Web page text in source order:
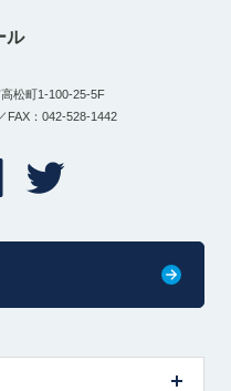
ル
松町1-100-25-5F
FAX：042-528-1442